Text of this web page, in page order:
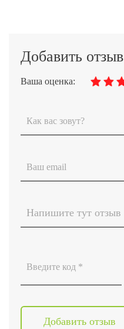
Добавить отзыв
Ваша оценка: